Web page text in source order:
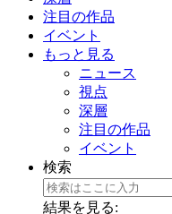
注目の作品
イベント
もっと見る
ニュース
視点
深層
注目の作品
イベント
検索
結果を見る: